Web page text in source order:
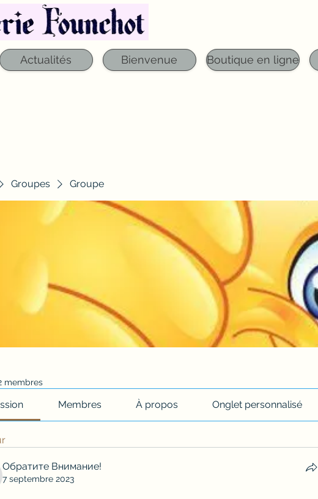
Actualités Bienvenue Boutique en ligne
Groupes Groupe
membres
Membres À propos Onglet personnalisé
Обратите Внимание!
7 septembre 2023